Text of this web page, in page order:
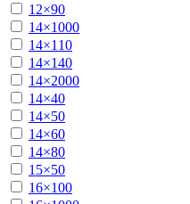
12×90
14×1000
14×110
14×140
14×2000
14×40
14×50
14×60
14×80
15×50
16×100